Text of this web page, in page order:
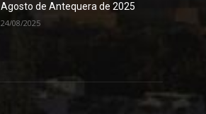
Agosto de Antequera de 2025
24/08/2025